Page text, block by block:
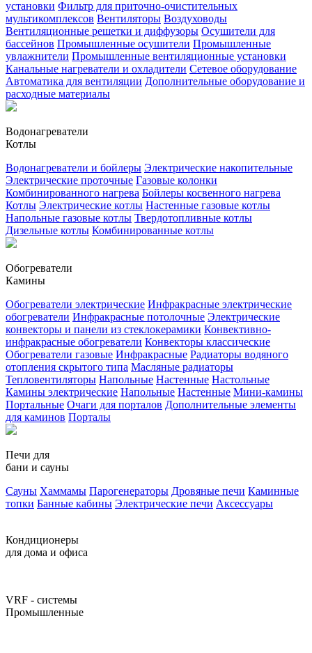
установки Фильтр для приточно-очистительных
мультикомплексов Вентиляторы Воздуховоды
Вентиляционные решетки и диффузоры Осушители для
бассейнов Промышленные осушители Промышленные
увлажнители Промышленные вентиляционные установки
Канальные нагреватели и охладители Сетевое оборудование
Автоматика для вентиляции Дополнительные оборудование и
расходные материалы
Водонагреватели
Котлы
Водонагреватели и бойлеры Электрические накопительные
Электрические проточные Газовые колонки
Комбинированного нагрева Бойлеры косвенного нагрева
Котлы Электрические котлы Настенные газовые котлы
Напольные газовые котлы Твердотопливные котлы
Дизельные котлы Комбинированные котлы
Обогреватели
Камины
Обогреватели электрические Инфракрасные электрические
обогреватели Инфракрасные потолочные Электрические
конвекторы и панели из стеклокерамики Конвективно-
инфракрасные обогреватели Конвекторы классические
Обогреватели газовые Инфракрасные Радиаторы водяного
отопления скрытого типа Масляные радиаторы
Тепловентиляторы Напольные Настенные Настольные
Камины электрические Напольные Настенные Мини-камины
Портальные Очаги для порталов Дополнительные элементы
для каминов Порталы
Печи для
бани и сауны
Сауны Хаммамы Парогенераторы Дровяные печи Каминные
топки Банные кабины Электрические печи Аксессуары
Кондиционеры
для дома и офиса
VRF - системы
Промышленные